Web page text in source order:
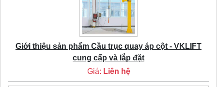
Giới thiệu sản phẩm Cầu trục quay áp cột - VKLIFT
cung cấp và lắp đặt
Giá: Liên hệ